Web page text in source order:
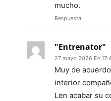
mucho.
Respuesta
"Entrenator"
27 mayo 2026 En
Muy de
interior
Len acabar su